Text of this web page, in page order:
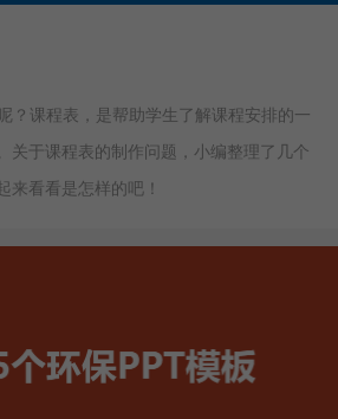
？课程表，是帮助学生了解课程安排的一
关于课程表的制作问题，小编整理了几个
来看看是怎样的吧！